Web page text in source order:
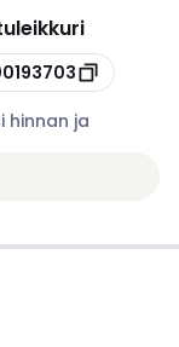
hinnan ja